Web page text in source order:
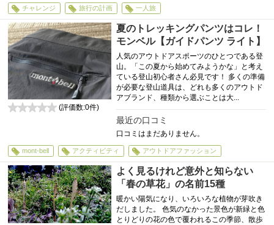
チャレンジ 旅行の計画 一人旅
夏のトレッキングパンツはコレ！
モンベル【ガイドパンツ ライト】
人気のアウトドアスポーツのひとつである登
山。「この夏から始めてみようかな」と考え
ている登山初心者さん必見です！ 多くの準備
が必要な登山道具は、どれも多くのアウトド
アブランド、種類から選ぶことは大...
最近の口コミ
口コミはまだありません。
(評価数:0件)
mont-bell アクティビティ アウトドアファッション
よく見るけれど意外と知らない
「春の草花」の名前15種
暖かい陽気になり、いろいろな植物が芽吹き
だしました。 色気のなかった景色が新緑と色
とりどりの花の色で覆われるこの季節、散歩